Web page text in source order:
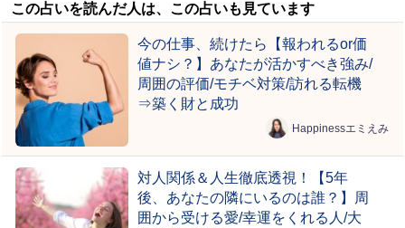
この占いを読んだ人は、この占いも見ています
今の仕事、続けたら【報われるor価
値ナシ？】あなたが活かすべき強み/
周囲の評価/モチベ対策/訪れる転機
⇒築く財と成功
Happinessエミえみ
対人関係＆人生徹底透視！【5年
後、あなたの隣にいるのは誰？】周
囲から受ける愛/幸運をくれる人/大